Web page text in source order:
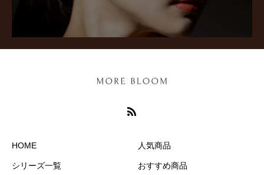
HOME
シリーズ一覧
人気商品
おすすめ商品